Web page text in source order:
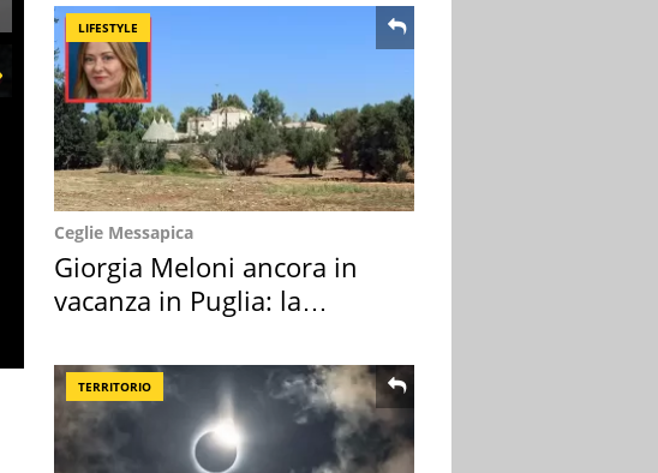
LIFESTYLE
Ceglie Messapica
Giorgia Meloni ancora in
vacanza in Puglia: la
TERRITORIO